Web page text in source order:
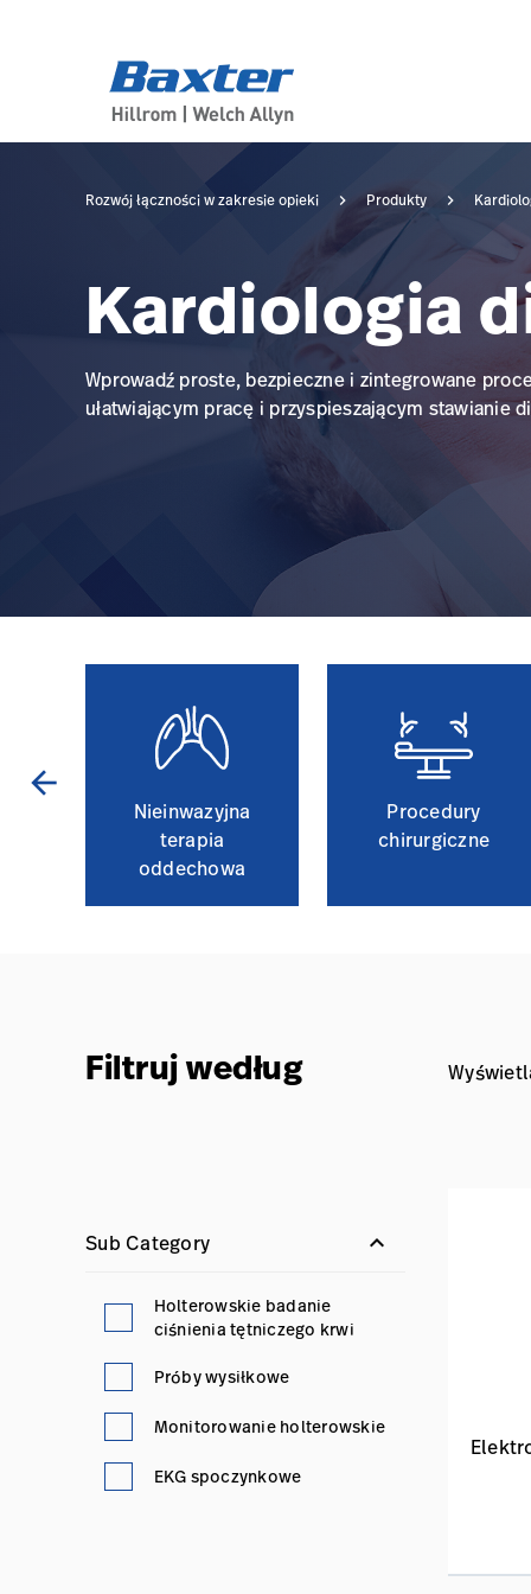
Rozwój łączności w zakresie opieki Produkty
Kardiologia
Wprowadź proste, bezpieczne i zintegrowane
ułatwiającym pracę i przyspieszającym stawianie
arrow_back
Nieinwazyjna
terapia
oddechowa
Procedury
chirurgiczne
Filtruj według
Sub Category keyboard_arrow_down
Holterowskie badanie
ciśnienia tętniczego krwi
Próby wysiłkowe
Monitorowanie holterowskie
EKG spoczynkowe